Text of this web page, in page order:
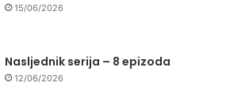
15/06/2026
Nasljednik serija – 8 epizoda
12/06/2026